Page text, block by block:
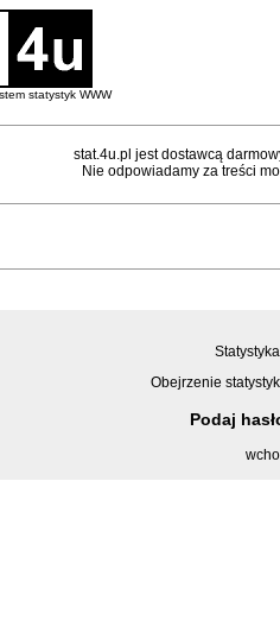
statystyk WWW
stat.4u.pl jest dostawcą
Nie odpowiadamy za treści
Obejrzenie
Podaj